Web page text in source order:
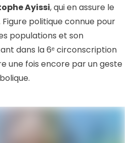
Ayissi, qui en assure le
politique connue pour
populations et son
dans la 6ᵉ circonscription
une fois encore par un geste